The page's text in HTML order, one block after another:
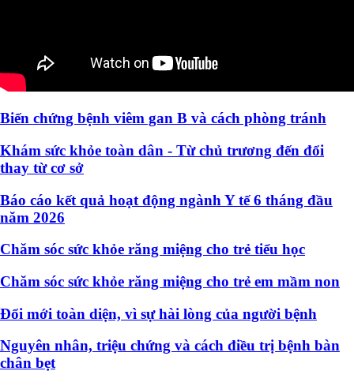
Biến chứng bệnh viêm gan B và cách phòng tránh
Khám sức khỏe toàn dân - Từ chủ trương đến đổi
thay từ cơ sở
Báo cáo kết quả hoạt động ngành Y tế 6 tháng đầu
năm 2026
Chăm sóc sức khỏe răng miệng cho trẻ tiểu học
Chăm sóc sức khỏe răng miệng cho trẻ em mầm non
Đổi mới toàn diện, vì sự hài lòng của người bệnh
Nguyên nhân, triệu chứng và cách điều trị bệnh bàn
chân bẹt